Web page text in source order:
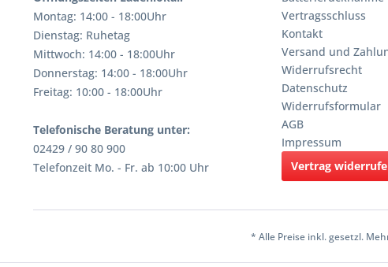
Montag: 14:00 - 18:00Uhr
Dienstag: Ruhetag
Mittwoch: 14:00 - 18:00Uhr
Donnerstag: 14:00 - 18:00Uhr
Freitag: 10:00 - 18:00Uhr
Telefonische Beratung unter:
02429 / 90 80 900
Telefonzeit Mo. - Fr. ab 10:00 Uhr
Vertragsschluss
Kontakt
Versand und
Widerrufsrecht
Datenschutz
Widerrufsformular
AGB
Impressum
Vertrag
* Alle Preise inkl. gesetzl.